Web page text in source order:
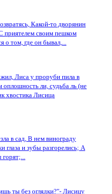
Какой-то дворянин
приятелем своим пешком
о том, где он бывал,...
Лиса у проруби пила в
ли, судьба ль (не
хвостика Лисица
в сад, В нем винограду
глаза и зубы разгорелись; А
горят;...
ты без оглядки?"- Лисицу